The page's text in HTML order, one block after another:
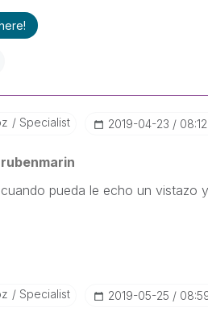
Specialist ‎2019-04-23
rubenmarin
pueda le echo un vistazo
Specialist ‎2019-05-25